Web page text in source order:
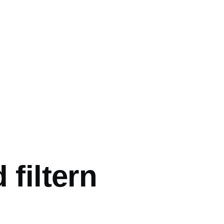
filtern